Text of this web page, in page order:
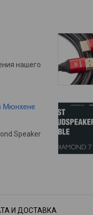
нашего
Мюнхене
Speaker
И ДОСТАВКА